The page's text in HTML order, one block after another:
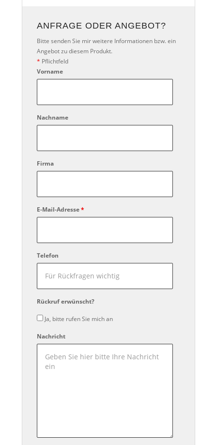
ANFRAGE ODER ANGEBOT?
Bitte senden Sie mir weitere Informationen bzw. ein
Angebot zu diesem Produkt.
* Pflichtfeld
Vorname
Nachname
Firma
E-Mail-Adresse*
Telefon
Rückruf erwünscht?
Ja, bitte rufen Sie mich an
Nachricht